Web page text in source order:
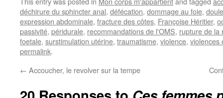
déchirure du sphincter anal, défécation, dommage au foie,
expression abdominale, fracture des côtes, Françoise Héritier,
passivité, péridurale, recommandations de l'OMS, rupture de la
foetale, surstimulation utérine, traumatisme, violence, violences
permalink.
← Accoucher, le revolver sur la tempe